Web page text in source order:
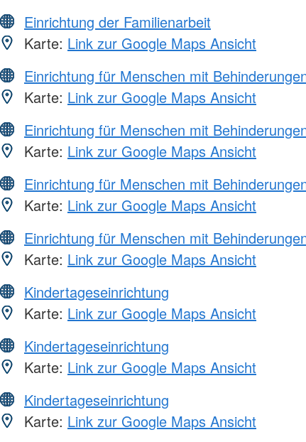
Einrichtung der Familienarbeit
Karte: Link zur Google Maps Ansicht
Einrichtung für Menschen mit
Karte: Link zur Google Maps Ansicht
Einrichtung für Menschen mit
Karte: Link zur Google Maps Ansicht
Einrichtung für Menschen mit
Karte: Link zur Google Maps Ansicht
Einrichtung für Menschen mit
Karte: Link zur Google Maps Ansicht
Kindertageseinrichtung
Karte: Link zur Google Maps Ansicht
Kindertageseinrichtung
Karte: Link zur Google Maps Ansicht
Kindertageseinrichtung
Karte: Link zur Google Maps Ansicht